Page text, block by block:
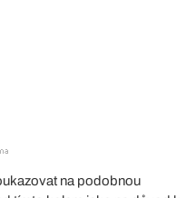
na podobnou